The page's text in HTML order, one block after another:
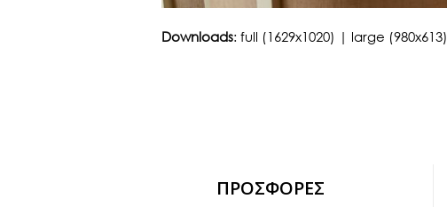
Downloads: full (1629x1020) | large (980x613)
ΠΡΟΣΦΟΡΕΣ